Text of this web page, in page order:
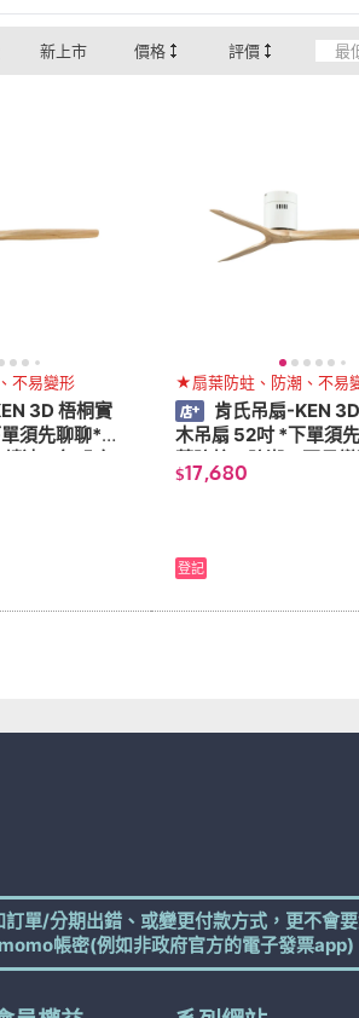
新上市 價格 評價
不易變形
3D 梧桐實
須先聊聊*
速、無噪音)
★扇葉防蛀、防潮、不易
肯氏吊扇-KEN
木吊扇 52吋 *下單須
葉防蛀、防潮、不易變
$17,680
登記
單/分期出錯、或變更付款方式，更不會
帳密(例如非政府官方的電子發票app)